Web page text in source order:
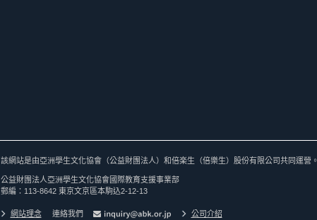
該網站是由亞洲學生文化協會（公益財團法人）和倍楽生（倍樂生）股份有限公司共同運營。
公益財團法人亞洲學生文化協會國際教育支援事業部
郵編：113-8642 東京文京區本駒込2-12-13
網站理念 連絡我們 公司介紹